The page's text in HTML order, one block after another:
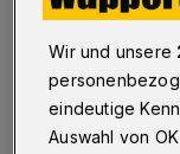
„Letzte
der B7
Wir und unsere
eindeutige
Auswahl von